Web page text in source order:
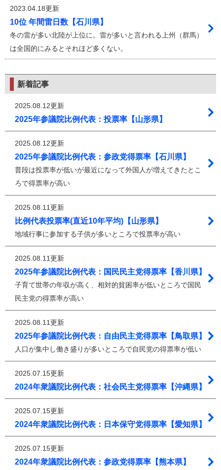
2023.04.18更新
10位 年間雷日数【石川県】
冬の雷が多い北陸が上位に。雷が多いと言われる上州（群馬）
は全国的にみるとそれほど多くない。
新着記事
2025.08.12更新
2025年参議院比例代表：投票率【山形県】
2025.08.12更新
2025年参議院比例代表：参政党得票率【石川県】
普段は投票率が低いが最近になって外国人が増えてきたとこ
ろで得票率が高い
2025.08.11更新
比例代表投票率(直近10年平均)【山形県】
地域行事に参加する子供が多いところで投票率が高い
2025.08.11更新
2025年参議院比例代表：国民民主党得票率【香川県】
子育て世帯の年収が高く、相対的貧困率が低いところで国民
民主党の得票率が高い
2025.08.11更新
2025年参議院比例代表：自由民主党得票率【鳥取県】
人口が集中し働き盛りが多いところで自民党の得票率が低い
2025.07.15更新
2024年衆議院比例代表：社会民主党得票率【沖縄県】
2025.07.15更新
2024年衆議院比例代表：日本保守党得票率【愛知県】
2025.07.15更新
2024年衆議院比例代表：参政党得票率【熊本県】